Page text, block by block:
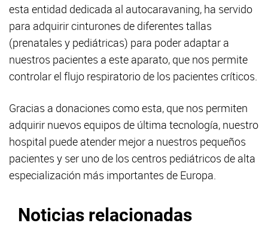
esta entidad dedicada al autocaravaning, ha servido
para adquirir cinturones de diferentes tallas
(prenatales y pediátricas) para poder adaptar a
nuestros pacientes a este aparato, que nos permite
controlar el flujo respiratorio de los pacientes críticos.
Gracias a donaciones como esta, que nos permiten
adquirir nuevos equipos de última tecnología, nuestro
hospital puede atender mejor a nuestros pequeños
pacientes y ser uno de los centros pediátricos de alta
especialización más importantes de Europa.
Noticias relacionadas